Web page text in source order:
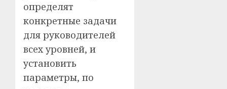
определят
конкретные задачи
для руководителей
всех уровней, и
установить
параметры, по